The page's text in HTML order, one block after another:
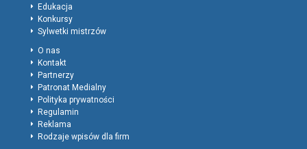
Edukacja
Konkursy
Sylwetki mistrzów
O nas
Kontakt
Partnerzy
Patronat Medialny
Polityka prywatności
Regulamin
Reklama
Rodzaje wpisów dla firm